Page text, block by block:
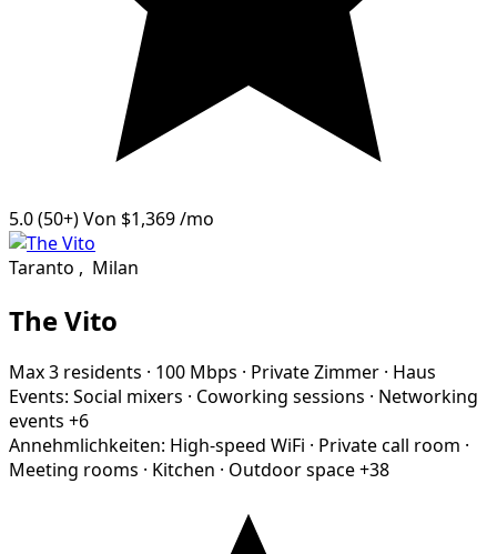
5.0(50+)Von $1,369/mo
Taranto , Milan
The Vito
Max 3 residents · 100 Mbps · Private Zimmer · Haus
Events: Social mixers · Coworking sessions · Networking
events +6
Annehmlichkeiten: High-speed WiFi · Private call room ·
Meeting rooms · Kitchen · Outdoor space+38